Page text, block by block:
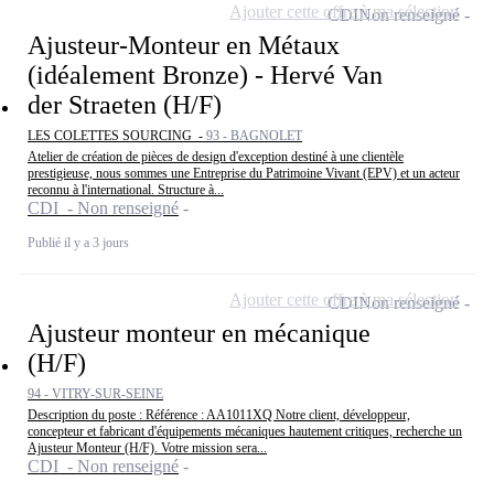
Ajusteur-Monteur en Métaux
(idéalement Bronze) - Hervé Van
der Straeten (H/F)
LES COLETTES SOURCING - 93 - BAGNOLET
Atelier de création de pièces de design d'exception destiné à une clientèle
prestigieuse, nous sommes une Entreprise du Patrimoine Vivant (EPV) et un acteur
reconnu à l'international. Structure à...
CDI - Non renseigné
Publié il y a 3 jours
CDINon renseigné
Ajouter cette offre à ma sélection
Ajusteur monteur en mécanique
(H/F)
94 - VITRY-SUR-SEINE
Description du poste : Référence : AA1011XQ Notre client, développeur,
concepteur et fabricant d'équipements mécaniques hautement critiques, recherche un
Ajusteur Monteur (H/F). Votre mission sera...
CDI - Non renseigné
CDINon renseigné
Ajouter cette offre à ma sélection